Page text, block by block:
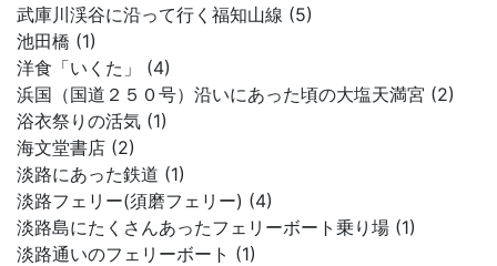
武庫川渓谷に沿って行く福知山線 (5)
池田橋 (1)
洋食「いくた」 (4)
浜国（国道２５０号）沿いにあった頃の大塩天満宮 (2)
浴衣祭りの活気 (1)
海文堂書店 (2)
淡路にあった鉄道 (1)
淡路フェリー(須磨フェリー) (4)
淡路島にたくさんあったフェリーボート乗り場 (1)
淡路通いのフェリーボート (1)